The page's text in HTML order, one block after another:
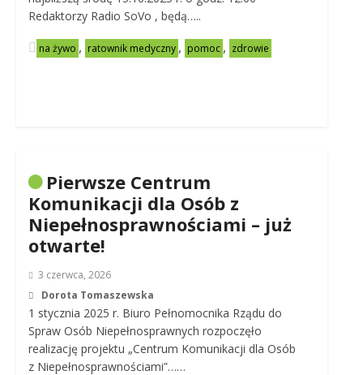
Redaktorzy Radio SoVo , będą…..
na żywo , ratownik medyczny , pomoc , zdrowie
Pierwsze Centrum
Komunikacji dla Osób z
Niepełnosprawnościami – już
otwarte!
3 czerwca, 2026
Dorota Tomaszewska
1 stycznia 2025 r. Biuro Pełnomocnika Rządu do
Spraw Osób Niepełnosprawnych rozpoczęło
realizację projektu „Centrum Komunikacji dla Osób
z Niepełnosprawnościami”……